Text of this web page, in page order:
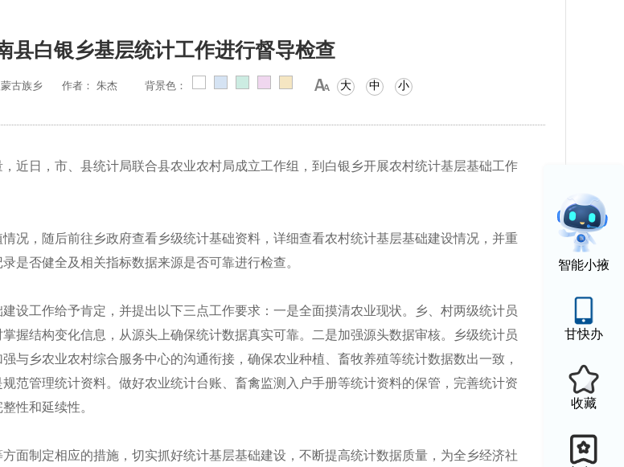
智能小掖
甘快办
收藏
县白银乡基层统计工作进行督导检查
古族乡 作者： 朱杰 背景色： 大 中 小
近日，市、县统计局联合县农业农村局成立工作组，到白银乡开展农村统计基层基础工作
况，随后前往乡政府查看乡级统计基础资料，详细查看农村统计基层基础建设情况，并重
是否健全及相关指标数据来源是否可靠进行检查。
设工作给予肯定，并提出以下三点工作要求：一是全面摸清农业现状。乡、村两级统计员
握结构变化信息，从源头上确保统计数据真实可靠。二是加强源头数据审核。乡级统计员
与乡农业农村综合服务中心的沟通衔接，确保农业种植、畜牧养殖等统计数据数出一致，
范管理统计资料。做好农业统计台账、畜禽监测入户手册等统计资料的保管，完善统计资
性和延续性。
面制定相应的措施，切实抓好统计基层基础建设，不断提高统计数据质量，为全乡经济社